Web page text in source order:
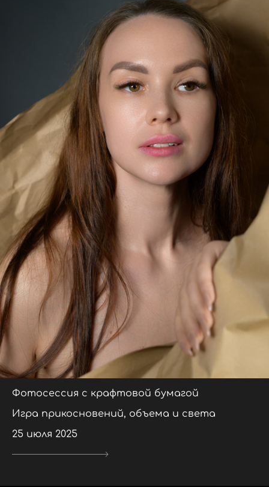
Фотосессия с крафтовой бумагой
Игра прикосновений, объема и света
25 июля 2025